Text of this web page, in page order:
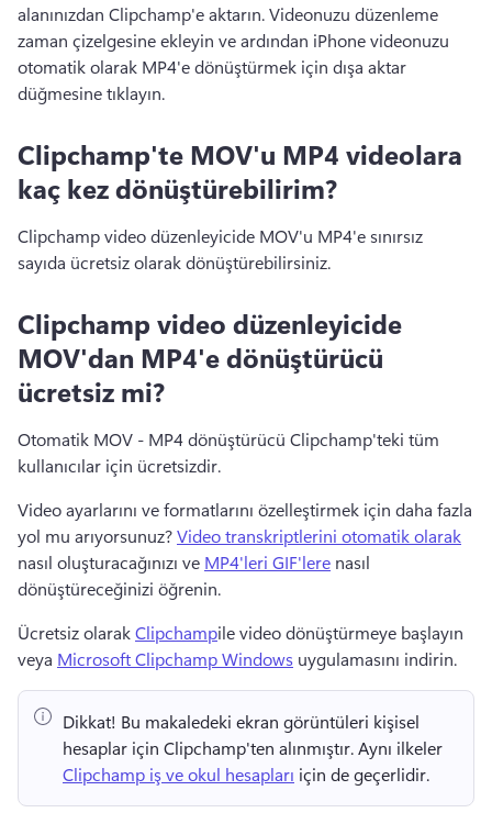
alanınızdan Clipchamp'e aktarın. Videonuzu düzenleme
zaman çizelgesine ekleyin ve ardından iPhone videonuzu
otomatik olarak MP4'e dönüştürmek için dışa aktar
düğmesine tıklayın.
Clipchamp'te MOV'u MP4 videolara
kaç kez dönüştürebilirim?
Clipchamp video düzenleyicide MOV'u MP4'e sınırsız
sayıda ücretsiz olarak dönüştürebilirsiniz.
Clipchamp video düzenleyicide
MOV'dan MP4'e dönüştürücü
ücretsiz mi?
Otomatik MOV - MP4 dönüştürücü Clipchamp'teki tüm
kullanıcılar için ücretsizdir.
Video ayarlarını ve formatlarını özelleştirmek için daha fazla
yol mu arıyorsunuz? Video transkriptlerini otomatik olarak
nasıl oluşturacağınızı ve MP4'leri GIF'lere nasıl
dönüştüreceğinizi öğrenin.
Ücretsiz olarak Clipchampile video dönüştürmeye başlayın
veya Microsoft Clipchamp Windows uygulamasını indirin.
Dikkat! Bu makaledeki ekran görüntüleri kişisel
hesaplar için Clipchamp'ten alınmıştır.
Clipchamp iş ve okul hesapları için de geçerlidir.